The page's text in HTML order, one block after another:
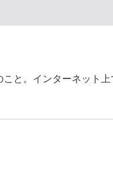
と。インターネット